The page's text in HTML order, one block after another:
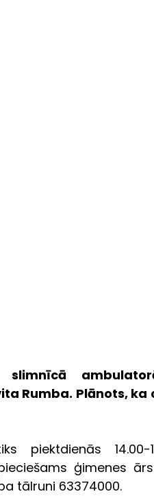
Rumba. Plānots,
piektdienās
ģimenes
tālruni 63374000.